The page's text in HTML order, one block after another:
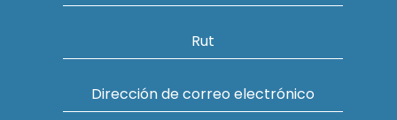
Rut
Dirección de correo electrónico